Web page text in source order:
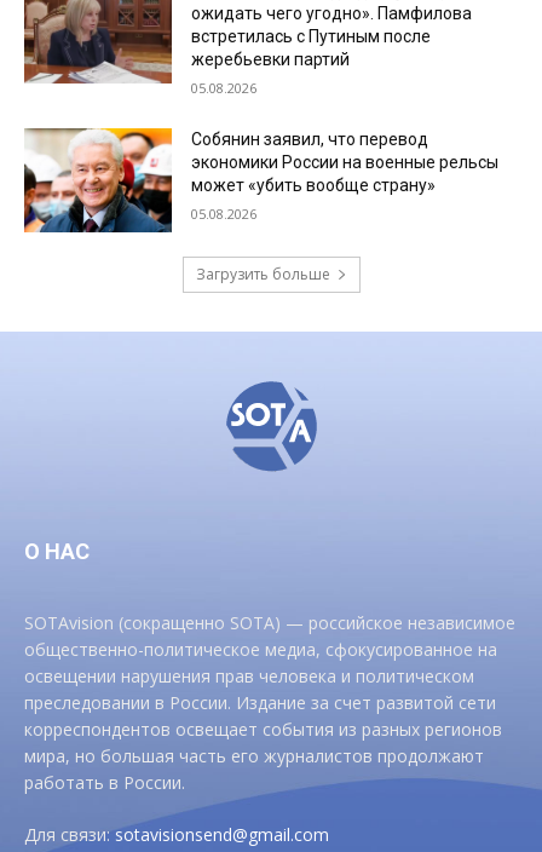
ожидать чего угодно». Памфилова
встретилась с Путиным после
жеребьевки партий
05.08.2026
Собянин заявил, что перевод
экономики России на военные рельсы
может «убить вообще страну»
05.08.2026
Загрузить больше
О НАС
SOTAvision (сокращенно SOTA) — российское независимое
общественно-политическое медиа, сфокусированное на
освещении нарушения прав человека и политическом
преследовании в России. Издание за счет развитой сети
корреспондентов освещает события из разных регионов
мира, но большая часть его журналистов продолжают
работать в России.
Для связи:sotavisionsend@gmail.com